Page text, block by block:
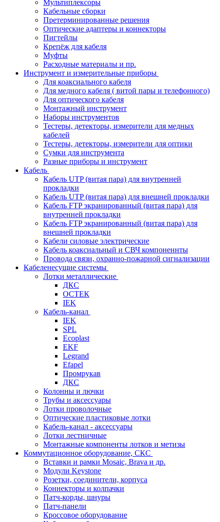
Мультиплексоры
Кабельные сборки
Претерминированные решения
Оптические адаптеры и коннекторы
Пигтейлы
Крепёж для кабеля
Муфты
Расходные материалы и пр.
Инструмент и измерительные приборы
Для коаксиального кабеля
Для медного кабеля ( витой пары и телефонного)
Для оптического кабеля
Монтажный инструмент
Наборы инструментов
Тестеры, детекторы, измерители для медных
кабелей
Тестеры, детекторы, измерители для оптики
Сумки для инструмента
Разные приборы и инструмент
Кабель
Кабель UTP (витая пара) для внутренней
прокладки
Кабель UTP (витая пара) для внешней прокладки
Кабель FTP экранированный (витая пара) для
внутренней прокладки
Кабель FTP экранированный (витая пара) для
внешней прокладки
Кабели силовые электрические
Кабель коаксиальный и СВЧ компоненнты
Провода связи, охранно-пожарной сигнализации
Кабеленесущие системы
Лотки металлические
ДКС
ОСТЕК
IEK
Кабель-канал
IEK
SPL
Ecoplast
EKF
Legrand
Efapel
Промрукав
ДКС
Колонны и лючки
Трубы и аксессуары
Лотки проволочные
Оптические пластиковые лотки
Кабель-канал - аксессуары
Лотки лестничные
Монтажные компоненты лотков и метизы
Коммутационное оборудование, СКС
Вставки и рамки Mosaic, Brava и др.
Модули Keystone
Розетки, соединители, корпуса
Коннекторы и колпачки
Патч-корды, шнуры
Патч-панели
Кроссовое оборудование